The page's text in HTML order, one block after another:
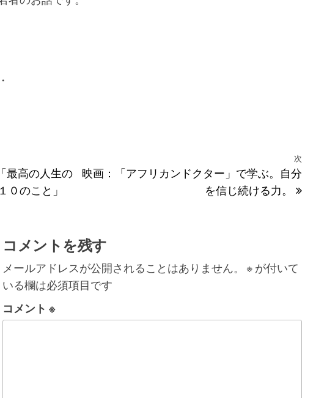
最高の人生の
０のこと」
次
次
映画：「アフリカンドクター」で学ぶ。自分
を信じ続ける力。
コメントを残す
メールアドレスが公開されることはありません。 ※ が付いて
いる欄は必須項目です
コメント ※